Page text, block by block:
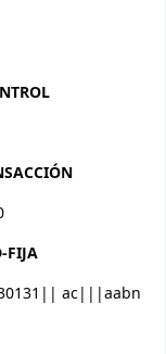
FIJA
ac|||aabn